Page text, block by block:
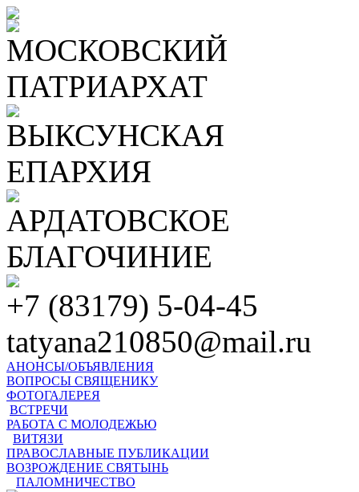
МОСКОВСКИЙ
ПАТРИАРХАТ
ВЫКСУНСКАЯ
ЕПАРХИЯ
АРДАТОВСКОЕ
БЛАГОЧИНИЕ
+7 (83179) 5-04-45
tatyana210850@mail.ru
АНОНСЫ/ОБЪЯВЛЕНИЯ
ВОПРОСЫ СВЯЩЕНИКУ
ФОТОГАЛЕРЕЯ
ВСТРЕЧИ
РАБОТА С МОЛОДЕЖЬЮ
ВИТЯЗИ
ПРАВОСЛАВНЫЕ ПУБЛИКАЦИИ
ВОЗРОЖДЕНИЕ СВЯТЫНЬ
ПАЛОМНИЧЕСТВО